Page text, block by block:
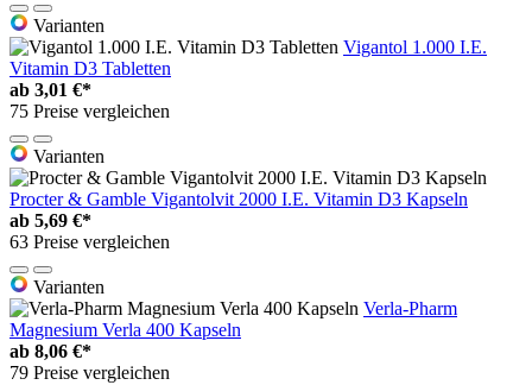
Varianten
Vigantol 1.000 I.E.
Vitamin D3 Tabletten
ab 3,01 €*
75 Preise vergleichen
Varianten
Procter & Gamble Vigantolvit 2000 I.E. Vitamin D3 Kapseln
ab 5,69 €*
63 Preise vergleichen
Varianten
Verla-Pharm
Magnesium Verla 400 Kapseln
ab 8,06 €*
79 Preise vergleichen